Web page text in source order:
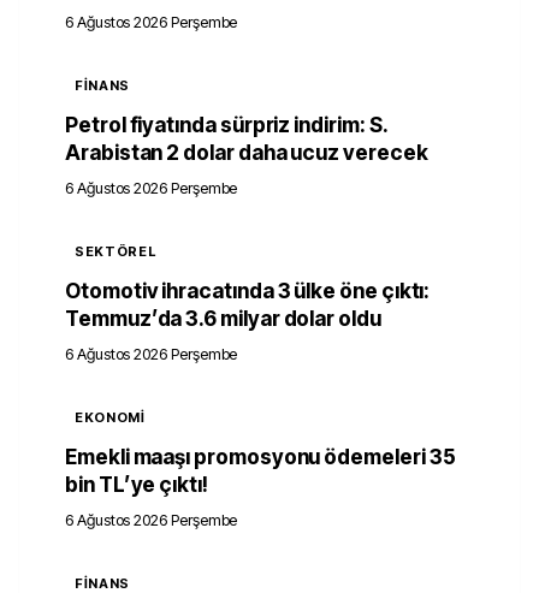
6 Ağustos 2026 Perşembe
FINANS
Petrol fiyatında sürpriz indirim: S.
Arabistan 2 dolar daha ucuz verecek
6 Ağustos 2026 Perşembe
SEKTÖREL
Otomotiv ihracatında 3 ülke öne çıktı:
Temmuz’da 3.6 milyar dolar oldu
6 Ağustos 2026 Perşembe
EKONOMI
Emekli maaşı promosyonu ödemeleri 35
bin TL’ye çıktı!
6 Ağustos 2026 Perşembe
FINANS